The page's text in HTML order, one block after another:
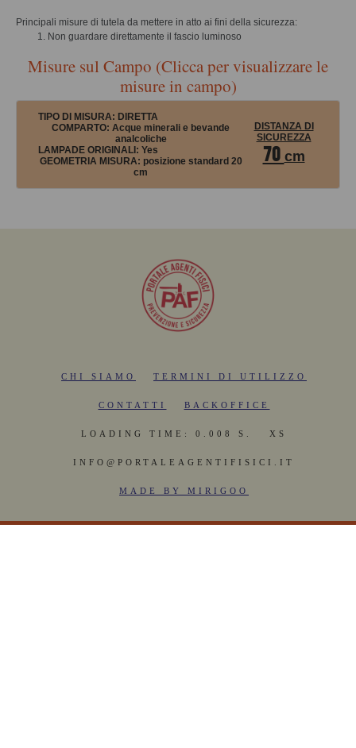
Principali misure di tutela da mettere in atto ai fini della sicurezza:
Non guardare direttamente il fascio luminoso
Misure sul Campo (Clicca per visualizzare le
misure in campo)
TIPO DI MISURA: DIRETTA
COMPARTO: Acque minerali e bevande
analcoliche
LAMPADE ORIGINALI: Yes
GEOMETRIA MISURA: posizione standard 20
cm
DISTANZA DI
SICUREZZA
70 cm
CHI SIAMO TERMINI DI UTILIZZO
CONTATTI BACKOFFICE
LOADING TIME: 0.008 S. XS
INFO@PORTALEAGENTIFISICI.IT
MADE BY MIRIGOO